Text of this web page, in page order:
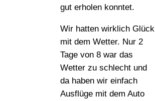
gut erholen konntet.
Wir hatten wirklich Glück
mit dem Wetter. Nur 2
Tage von 8 war das
Wetter zu schlecht und
da haben wir einfach
Ausflüge mit dem Auto